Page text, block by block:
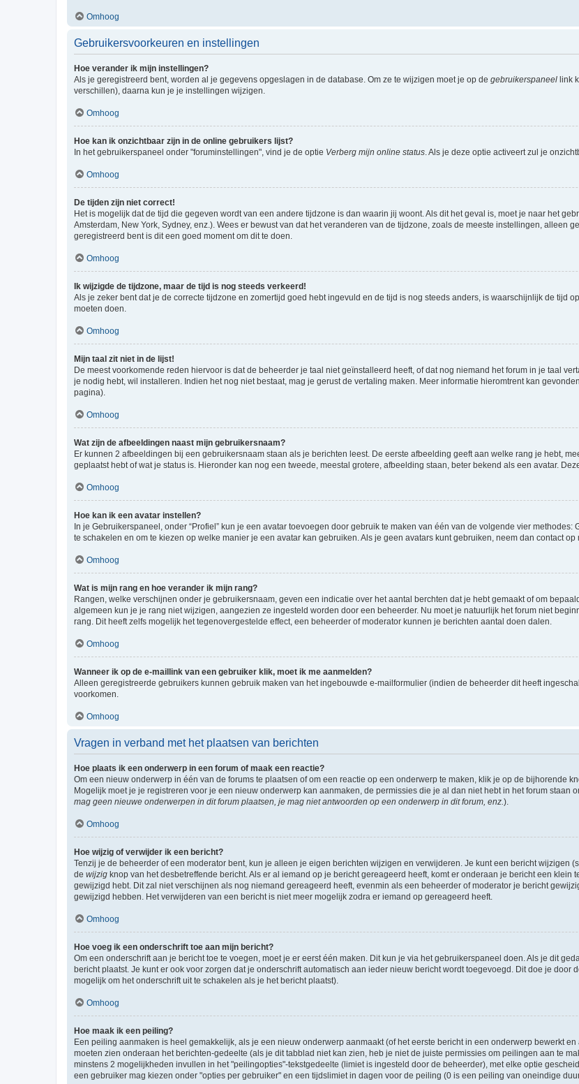
Omhoog
Gebruikersvoorkeuren en instellingen
Hoe verander ik mijn instellingen?
Als je geregistreerd bent, worden al je gegevens opgeslagen in de database. Om ze te wijzigen moet je op de gebruikerspaneel link
verschillen), daarna kun je je instellingen wijzigen.
Omhoog
Hoe kan ik onzichtbaar zijn in de online gebruikers lijst?
In het gebruikerspaneel onder "foruminstellingen", vind je de optie Verberg mijn online status . Als je deze optie activeert zul je
Omhoog
De tijden zijn niet correct!
Het is mogelijk dat de tijd die gegeven wordt van een andere tijdzone is dan waarin jij woont. Als dit het geval is, moet je naar het
Amsterdam, New York, Sydney, enz.). Wees er bewust van dat het veranderen van de tijdzone, zoals de meeste instellingen, alleen
geregistreerd bent is dit een goed moment om dit te doen.
Omhoog
Ik wijzigde de tijdzone, maar de tijd is nog steeds verkeerd!
Als je zeker bent dat je de correcte tijdzone en zomertijd goed hebt ingevuld en de tijd is nog steeds anders, is waarschijnlijk de tijd
moeten doen.
Omhoog
Mijn taal zit niet in de lijst!
De meest voorkomende reden hiervoor is dat de beheerder je taal niet geïnstalleerd heeft, of dat nog niemand het forum in je taal
je nodig hebt, wil installeren. Indien het nog niet bestaat, mag je gerust de vertaling maken. Meer informatie hieromtrent kan
pagina).
Omhoog
Wat zijn de afbeeldingen naast mijn gebruikersnaam?
Er kunnen 2 afbeeldingen bij een gebruikersnaam staan als je berichten leest. De eerste afbeelding geeft aan welke rang je hebt,
geplaatst hebt of wat je status is. Hieronder kan nog een tweede, meestal grotere, afbeelding staan, beter bekend als een avatar.
Omhoog
Hoe kan ik een avatar instellen?
In je Gebruikerspaneel, onder “Profiel” kun je een avatar toevoegen door gebruik te maken van één van de volgende vier
te schakelen en om te kiezen op welke manier je een avatar kan gebruiken. Als je geen avatars kunt gebruiken, neem dan contact
Omhoog
Wat is mijn rang en hoe verander ik mijn rang?
Rangen, welke verschijnen onder je gebruikersnaam, geven een indicatie over het aantal berchten dat je hebt gemaakt of om
algemeen kun je je rang niet wijzigen, aangezien ze ingesteld worden door een beheerder. Nu moet je natuurlijk het forum niet
rang. Dit heeft zelfs mogelijk het tegenovergestelde effect, een beheerder of moderator kunnen je berichten aantal doen dalen.
Omhoog
Wanneer ik op de e-maillink van een gebruiker klik, moet ik me aanmelden?
Alleen geregistreerde gebruikers kunnen gebruik maken van het ingebouwde e-mailformulier (indien de beheerder dit heeft
voorkomen.
Omhoog
Vragen in verband met het plaatsen van berichten
Hoe plaats ik een onderwerp in een forum of maak een reactie?
Om een nieuw onderwerp in één van de forums te plaatsen of om een reactie op een onderwerp te maken, klik je op de bijhorende
Mogelijk moet je je registreren voor je een nieuw onderwerp kan aanmaken, de permissies die je al dan niet hebt in het forum
mag geen nieuwe onderwerpen in dit forum plaatsen, je mag niet antwoorden op een onderwerp in dit forum, enz. ).
Omhoog
Hoe wijzig of verwijder ik een bericht?
Tenzij je de beheerder of een moderator bent, kun je alleen je eigen berichten wijzigen en verwijderen. Je kunt een bericht wijzigen
de wijzig knop van het desbetreffende bericht. Als er al iemand op je bericht gereageerd heeft, komt er onderaan je bericht een
gewijzigd hebt. Dit zal niet verschijnen als nog niemand gereageerd heeft, evenmin als een beheerder of moderator je bericht
gewijzigd hebben. Het verwijderen van een bericht is niet meer mogelijk zodra er iemand op gereageerd heeft.
Omhoog
Hoe voeg ik een onderschrift toe aan mijn bericht?
Om een onderschrift aan je bericht toe te voegen, moet je er eerst één maken. Dit kun je via het gebruikerspaneel doen. Als je dit
bericht plaatst. Je kunt er ook voor zorgen dat je onderschrift automatisch aan ieder nieuw bericht wordt toegevoegd. Dit doe je
mogelijk om het onderschrift uit te schakelen als je het bericht plaatst).
Omhoog
Hoe maak ik een peiling?
Een peiling aanmaken is heel gemakkelijk, als je een nieuw onderwerp aanmaakt (of het eerste bericht in een onderwerp bewerkt
moeten zien onderaan het berichten-gedeelte (als je dit tabblad niet kan zien, heb je niet de juiste permissies om peilingen aan te
minstens 2 mogelijkheden invullen in het "peilingopties"-tekstgedeelte (limiet is ingesteld door de beheerder), met elke optie
een gebruiker mag kiezen onder "opties per gebruiker" en een tijdslimiet in dagen voor de peiling (0 is een peiling van oneindige